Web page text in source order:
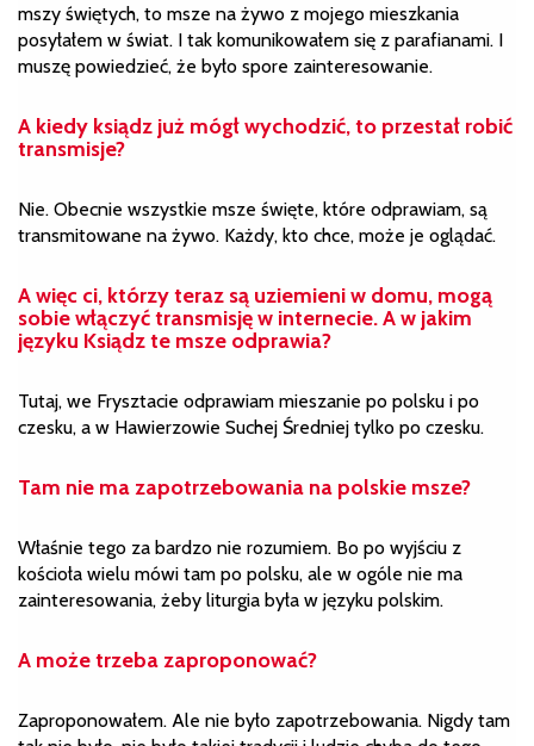
mszy świętych, to msze na żywo z mojego mieszkania
posyłałem w świat. I tak komunikowałem się z parafianami. I
muszę powiedzieć, że było spore zainteresowanie.
A kiedy ksiądz już mógł wychodzić, to przestał robić
transmisje?
Nie. Obecnie wszystkie msze święte, które odprawiam, są
transmitowane na żywo. Każdy, kto chce, może je oglądać.
A więc ci, którzy teraz są uziemieni w domu, mogą
sobie włączyć transmisję w internecie. A w jakim
języku Ksiądz te msze odprawia?
Tutaj, we Frysztacie odprawiam mieszanie po polsku i po
czesku, a w Hawierzowie Suchej Średniej tylko po czesku.
Tam nie ma zapotrzebowania na polskie msze?
Właśnie tego za bardzo nie rozumiem. Bo po wyjściu z
kościoła wielu mówi tam po polsku, ale w ogóle nie ma
zainteresowania, żeby liturgia była w języku polskim.
A może trzeba zaproponować?
Zaproponowałem. Ale nie było zapotrzebowania. Nigdy tam